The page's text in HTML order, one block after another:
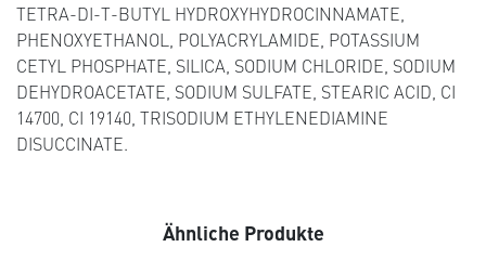
TETRA-DI-T-BUTYL HYDROXYHYDRO­CINNAMATE,
PHENOXYETHANOL, POLYACRYLAMIDE, PO­TASSIUM
CETYL PHOSPHATE, SILICA, SODIUM CHLORIDE, SODIUM
DEHYDROACETATE, SODIUM SULFATE, STEARIC ACID, CI
14700, CI 19140, TRISODIUM ETHYLENEDIAMINE
DISUCCINATE.
Ähnliche Produkte